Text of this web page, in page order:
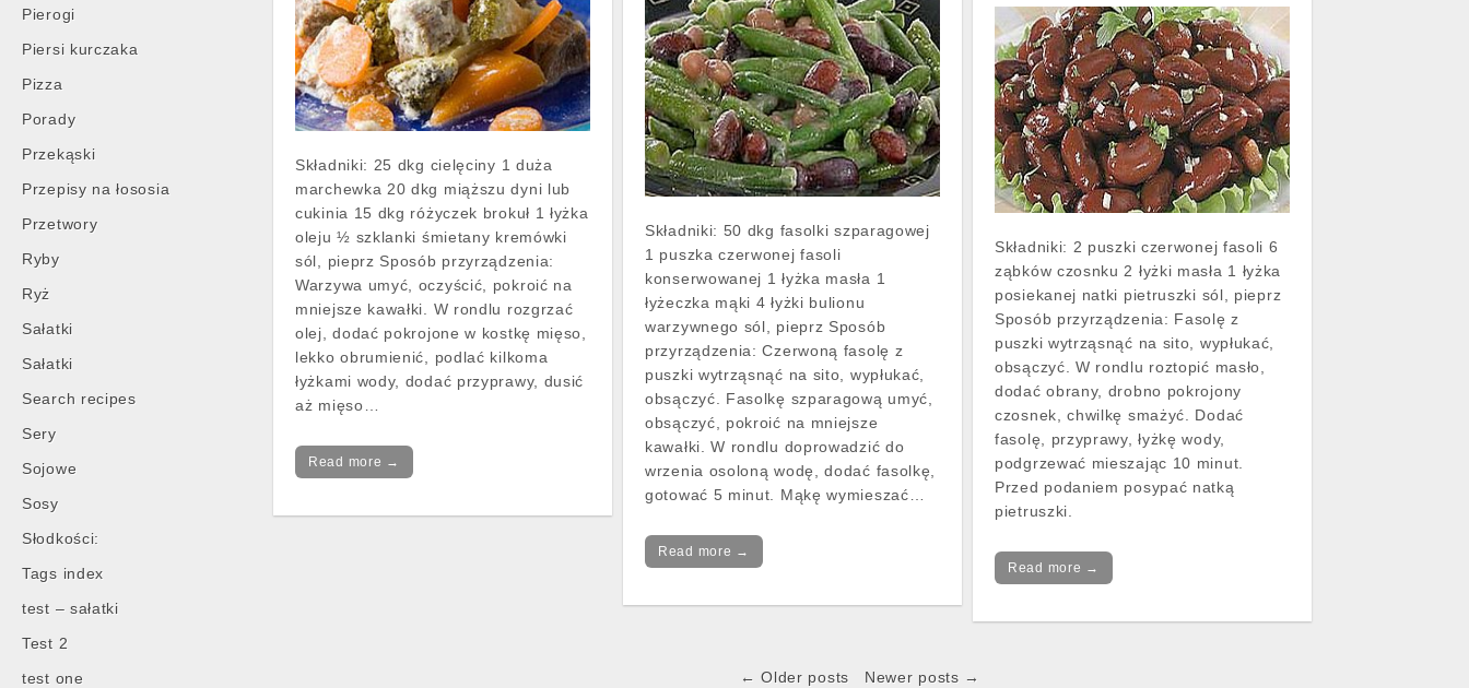
Pierogi
Piersi kurczaka
Pizza
Porady
Przekąski
Przepisy na łososia
Przetwory
Ryby
Ryż
Sałatki
Sałatki
Search recipes
Sery
Sojowe
Sosy
Słodkości:
Tags index
test – sałatki
Test 2
test one
Składniki: 25 dkg cielęciny 1 duża
marchewka 20 dkg miąższu dyni lub
cukinia 15 dkg różyczek brokuł 1 łyżka
oleju ½ szklanki śmietany kremówki
sól, pieprz Sposób przyrządzenia:
Warzywa umyć, oczyścić, pokroić na
mniejsze kawałki. W rondlu rozgrzać
olej, dodać pokrojone w kostkę mięso,
lekko obrumienić, podlać kilkoma
łyżkami wody, dodać przyprawy, dusić
aż mięso…
Read more →
Składniki: 50 dkg fasolki szparagowej
1 puszka czerwonej fasoli
konserwowanej 1 łyżka masła 1
łyżeczka mąki 4 łyżki bulionu
warzywnego sól, pieprz Sposób
przyrządzenia: Czerwoną fasolę z
puszki wytrząsnąć na sito, wypłukać,
obsączyć. Fasolkę szparagową umyć,
obsączyć, pokroić na mniejsze
kawałki. W rondlu doprowadzić do
wrzenia osoloną wodę, dodać fasolkę,
gotować 5 minut. Mąkę wymieszać…
Read more →
Składniki: 2 puszki czerwonej fasoli 6
ząbków czosnku 2 łyżki masła 1 łyżka
posiekanej natki pietruszki sól, pieprz
Sposób przyrządzenia: Fasolę z
puszki wytrząsnąć na sito, wypłukać,
obsączyć. W rondlu roztopić masło,
dodać obrany, drobno pokrojony
czosnek, chwilkę smażyć. Dodać
fasolę, przyprawy, łyżkę wody,
podgrzewać mieszając 10 minut.
Przed podaniem posypać natką
pietruszki.
Read more →
← Older posts Newer posts →